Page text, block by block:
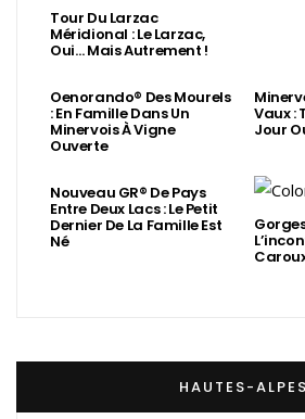
Tour Du Larzac
Méridional : Le Larzac,
Oui… Mais Autrement !
Oenorando® Des Mourels
: En Famille Dans Un
Minervois À Vigne
Ouverte
Vaux :
Jour
Nouveau GR® De Pays
Entre Deux Lacs : Le Petit
Dernier De La Famille Est
Né
HAUTES-ALPES